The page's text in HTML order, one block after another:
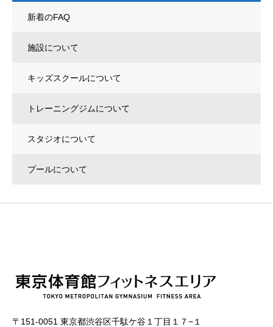
新着のFAQ
施設について
キッズスクールについて
トレーニングジムについて
スタジオについて
プールについて
〒151-0051 東京都渋谷区千駄ケ谷１丁目１７−１